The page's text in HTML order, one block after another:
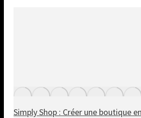
Simply Shop : Créer une boutique